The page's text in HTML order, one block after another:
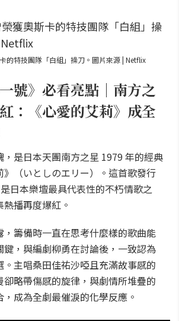
的特技團隊「白組」操刀。圖片來源 | Netflix
號》必看亮點｜南方之
：《心愛的艾莉》成全
，是日本天團南方之星 1979 年的經典
》（いとしのエリー）。這首歌發行
日本樂壇最具代表性的不朽情歌之
播再度爆紅。
，籌備時一直在思考什麼樣的歌曲能
鍵，與編劇柳勇在討論後，一致認為
。主唱桑田佳祐沙啞且充滿故事感的
略帶傷感的旋律，與劇情所堆疊的
成為全劇最催淚的化學反應。